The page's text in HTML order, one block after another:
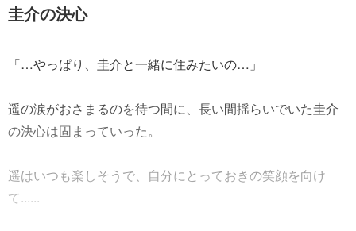
圭介の決心
「…やっぱり、圭介と一緒に住みたいの…」
遥の涙がおさまるのを待つ間に、長い間揺らいでいた圭介
の決心は固まっていった。
遥はいつも楽しそうで、自分にとっておきの笑顔を向け
て......